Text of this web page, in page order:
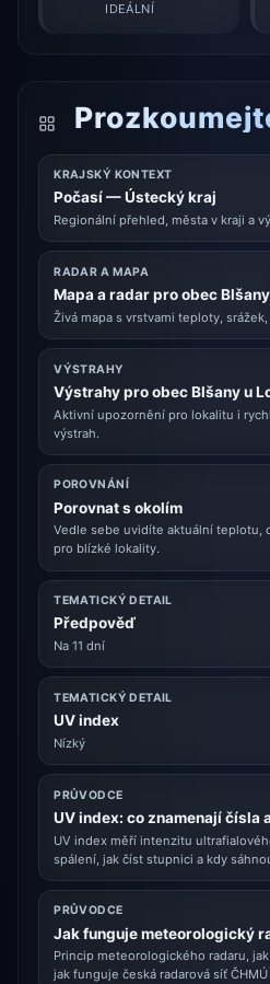
IDEÁLNÍ
KRAJSKÝ KONTEXT
Počasí — Ústecký kraj
Regionální přehled, města v kraji a
RADAR A MAPA
Mapa a radar pro obec
Živá mapa s vrstvami teploty,
VÝSTRAHY
Výstrahy pro obec Blšany u
Aktivní upozornění pro lokalitu i
výstrah.
POROVNÁNÍ
Porovnat s okolím
Vedle sebe uvidíte aktuální teplotu,
pro blízké lokality.
TEMATICKÝ DETAIL
Předpověď
Na 11 dní
TEMATICKÝ DETAIL
UV index
Nízký
PRŮVODCE
UV index: co znamenají čísla
UV index měří intenzitu
spálení, jak číst stupnici a kdy
PRŮVODCE
Jak funguje meteorologický
Princip meteorologického radaru,
jak funguje česká radarová síť